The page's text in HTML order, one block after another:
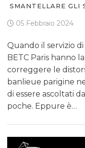
SMANTELLARE GLI
05 Febbraio 2024
Quando il servizio
BETC Paris hanno
correggere le
banlieue parigine
di essere ascoltati
poche. Eppure è…